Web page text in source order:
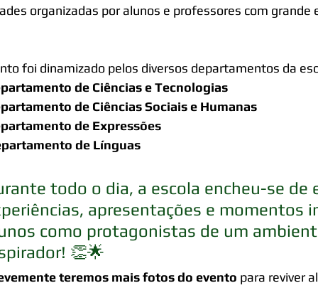
organizadas por alunos e professores com
foi dinamizado pelos diversos departamentos da
de Ciências e Tecnologias
de Ciências Sociais e Humanas
de Expressões
de Línguas
todo o dia, a escola encheu-se de
apresentações e momentos
como protagonistas de um
👏🌟
teremos mais fotos do evento para reviver